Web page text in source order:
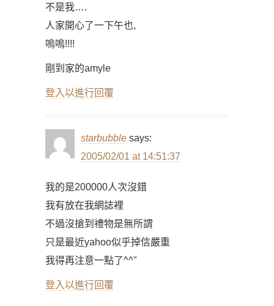
不是我….
人家開心了一下午也,
嗚嗚!!!!
剛到家的amyle
登入以進行回覆
starbubble says:
2005/02/01 at 14:51:37
我的是200000人次沒錯
我有放在我網誌裡
不過沒搶到禮物是無所謂
只是最近yahoo似乎掉信嚴重
我得再注意一點了^^"
登入以進行回覆